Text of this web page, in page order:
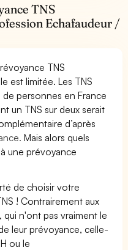
TNS
Echafaudeur /
TNS
est limitée. Les TNS
personnes en France
un TNS sur deux serait
d’après
Mais alors quels
une prévoyance
de choisir votre
! Contrairement aux
qui n'ont pas vraiment le
leur prévoyance, celle-
ou le